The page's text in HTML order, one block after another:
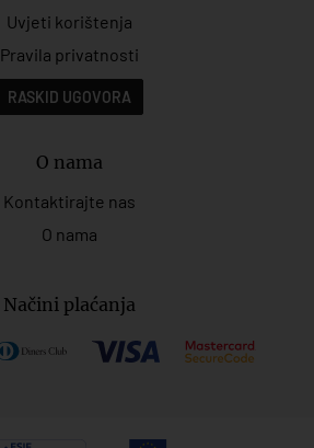
Uvjeti korištenja
Pravila privatnosti
RASKID UGOVORA
O nama
Kontaktirajte nas
O nama
Načini plaćanja